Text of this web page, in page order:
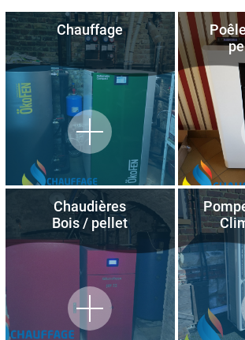
Chauffage
Chaudières
Bois / pellet